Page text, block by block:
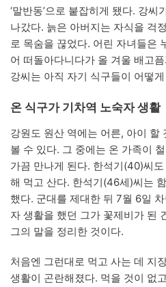
‘말반동’으로 붙잡히게 됐다. 강
나갔다. 늙은 아버지는 자식을 걱
로 목숨을 끊었다. 어린 자녀들은
어 떠돌아다니다가 올 겨울 배고
강씨는 아직 자기 식구들이 어떻
온 식구가 기차역 노숙자 생활
강원도 원산 역에는 어른, 아이 할
볼 수 있다. 그 중에는 온 가족이
가끔 만나게 된다. 한석기(40)씨
해 먹고 산다. 한석기(46세)씨는
했다. 군대를 제대한 뒤 7월 6일
자 생활을 했던 그가 꽃제비가 된
그의 말을 정리한 것이다.
처음엔 그런대로 먹고 사는 데 지
생활이 곤란해졌다. 먹을 것이 없